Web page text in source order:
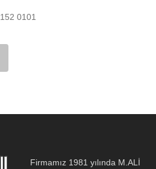
152 0101
Firmamız 1981 yılında M.ALİ